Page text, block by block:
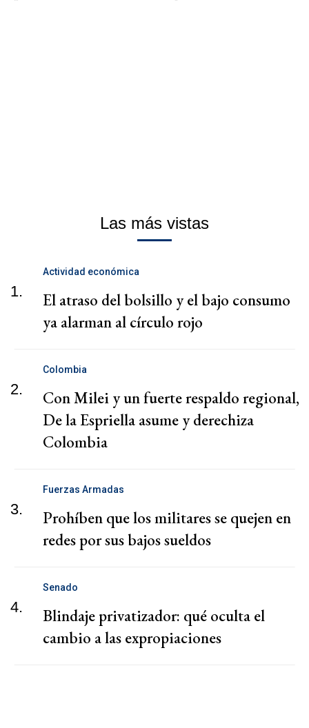
Las más vistas
1.
Actividad económica
El atraso del bolsillo y el bajo consumo
ya alarman al círculo rojo
2.
Colombia
Con Milei y un fuerte respaldo regional,
De la Espriella asume y derechiza
Colombia
3.
Fuerzas Armadas
Prohíben que los militares se quejen en
redes por sus bajos sueldos
4.
Senado
Blindaje privatizador: qué oculta el
cambio a las expropiaciones